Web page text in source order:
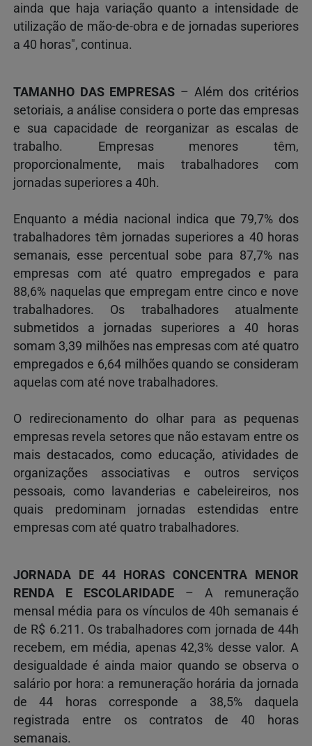
ainda que haja variação quanto a intensidade de
utilização de mão-de-obra e de jornadas superiores
a 40 horas", continua.
TAMANHO DAS EMPRESAS – Além dos critérios
setoriais, a análise considera o porte das empresas
e sua capacidade de reorganizar as escalas de
trabalho. Empresas menores têm,
proporcionalmente, mais trabalhadores com
jornadas superiores a 40h.
Enquanto a média nacional indica que 79,7% dos
trabalhadores têm jornadas superiores a 40 horas
semanais, esse percentual sobe para 87,7% nas
empresas com até quatro empregados e para
88,6% naquelas que empregam entre cinco e nove
trabalhadores. Os trabalhadores atualmente
submetidos a jornadas superiores a 40 horas
somam 3,39 milhões nas empresas com até quatro
empregados e 6,64 milhões quando se consideram
aquelas com até nove trabalhadores.
O redirecionamento do olhar para as pequenas
empresas revela setores que não estavam entre os
mais destacados, como educação, atividades de
organizações associativas e outros serviços
pessoais, como lavanderias e cabeleireiros, nos
quais predominam jornadas estendidas entre
empresas com até quatro trabalhadores.
JORNADA DE 44 HORAS CONCENTRA MENOR
RENDA E ESCOLARIDADE – A remuneração
mensal média para os vínculos de 40h semanais é
de R$ 6.211. Os trabalhadores com jornada de 44h
recebem, em média, apenas 42,3% desse valor. A
desigualdade é ainda maior quando se observa o
salário por hora: a remuneração horária da jornada
de 44 horas corresponde a 38,5% daquela
registrada entre os contratos de 40 horas
semanais.